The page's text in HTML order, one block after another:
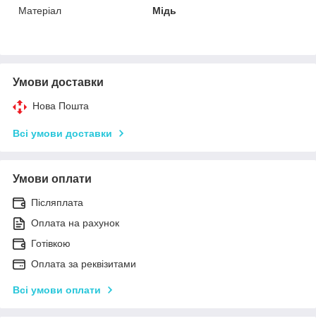
Матеріал
Мідь
Умови доставки
Нова Пошта
Всі умови доставки
Умови оплати
Післяплата
Оплата на рахунок
Готівкою
Оплата за реквізитами
Всі умови оплати